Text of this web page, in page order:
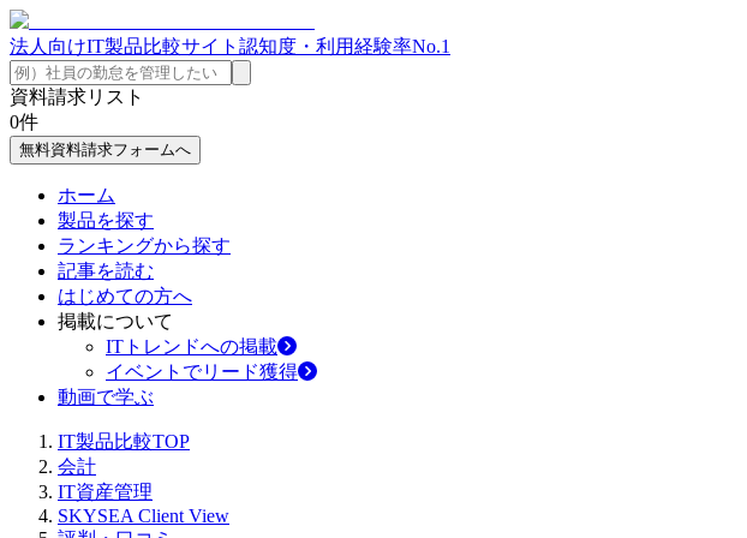
法人向けIT製品比較サイト 認知度・利用経験率No.1
資料請求リスト
0件
無料資料請求フォームへ
ホーム
製品を探す
ランキングから探す
記事を読む
はじめての方へ
掲載について
ITトレンドへの掲載
イベントでリード獲得
動画で学ぶ
IT製品比較TOP
会計
IT資産管理
SKYSEA Client View